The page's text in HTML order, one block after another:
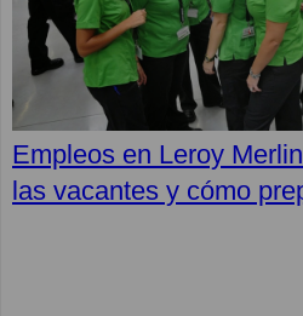
Empleos en Leroy
las vacantes y cómo